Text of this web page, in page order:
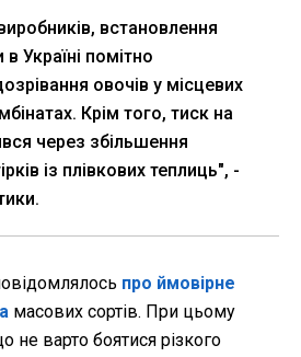
встановлення
Україні помітно
овочів у місцевих
Крім того, тиск на
через збільшення
із плівкових теплиць", -
про ймовірне
масових сортів. При цьому
не варто боятися різкого